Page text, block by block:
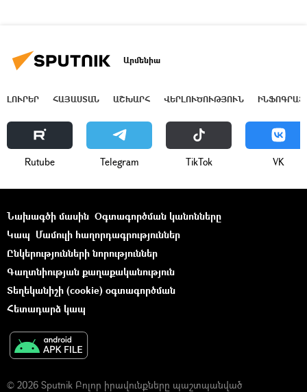
Արմենիա
ԼՈՒՐԵՐ ՀԱՅԱՍՏԱՆ ԱՇԽԱՐՀ ՎԵՐԼՈՒԾՈՒԹՅՈՒՆ
Rutube Telegram ТikТоk VK
Նախագծի մասին Օգտագործման կանոնները
Կապ Մամուլի հաղորդագրություններ
Ընկերությունների նորություններ
Գաղտնիության քաղաքականություն
Տեղեկանիշի (cookie) օգտագործման
Հետադարձ կապ
© 2026 Sputnik Բոլոր իրավունքները պաշտպանված